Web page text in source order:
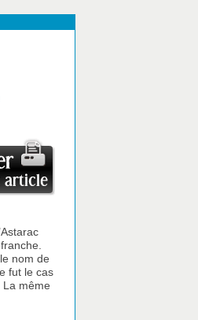
nom de
fut le cas
La même